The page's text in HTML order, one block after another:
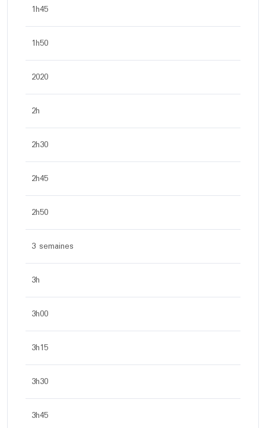
1h45
1h50
2020
2h
2h30
2h45
2h50
3 semaines
3h
3h00
3h15
3h30
3h45